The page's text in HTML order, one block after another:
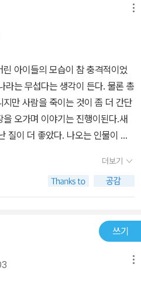
총을 집어 넣고 그들을 차량 밖으
아이가 총을 꺼내 재코비와 린지
지가 응사했고 여자아이는 현장에
어를 타야하는 불구가 된다. 정당
부모로부터 소송을 당한다. 추격
를 어겼다는 것이다. 그들의 주장
심해선 안되었고, 즉시 수갑을 채
을 발사하지도, 그들이 사망하거
해괴한 논리였지만 린지는 극도의
배상금을 물어야 했고, 경찰도 그만
샌프란시스코 남부의 휴양지 해프
평범한 부부들이 한 쌍씩 살해되고
허리띠로 채찍질 당한 흔적이 있었
결하지 못한 미제 사건과 똑같은 수
로 샌프란시스코 경찰서 강력
니클지 기자인 신디, 샌프란시스
아이들의 모습이 참 충격적이었
라는 무섭다는 생각이 든다. 물론 총
만 사람을 죽이는 것이 좀 더 간단
오가며 이야기는 진행이된다.새
질이 더 좋았다. 나오는 인물이 바
있었다.책을 잡고 놓기가 쉽지않아
도가 빠르기에 읽는데 지치지도
읽을 수 밖에 없었다. 린지 박서를
성살인클럽이라는 이름과는 다르
든 사건을 해결한다. 다른 인물들
다음 편이 또 나왔다. 빨리 사서 읽
더보기
쓰기